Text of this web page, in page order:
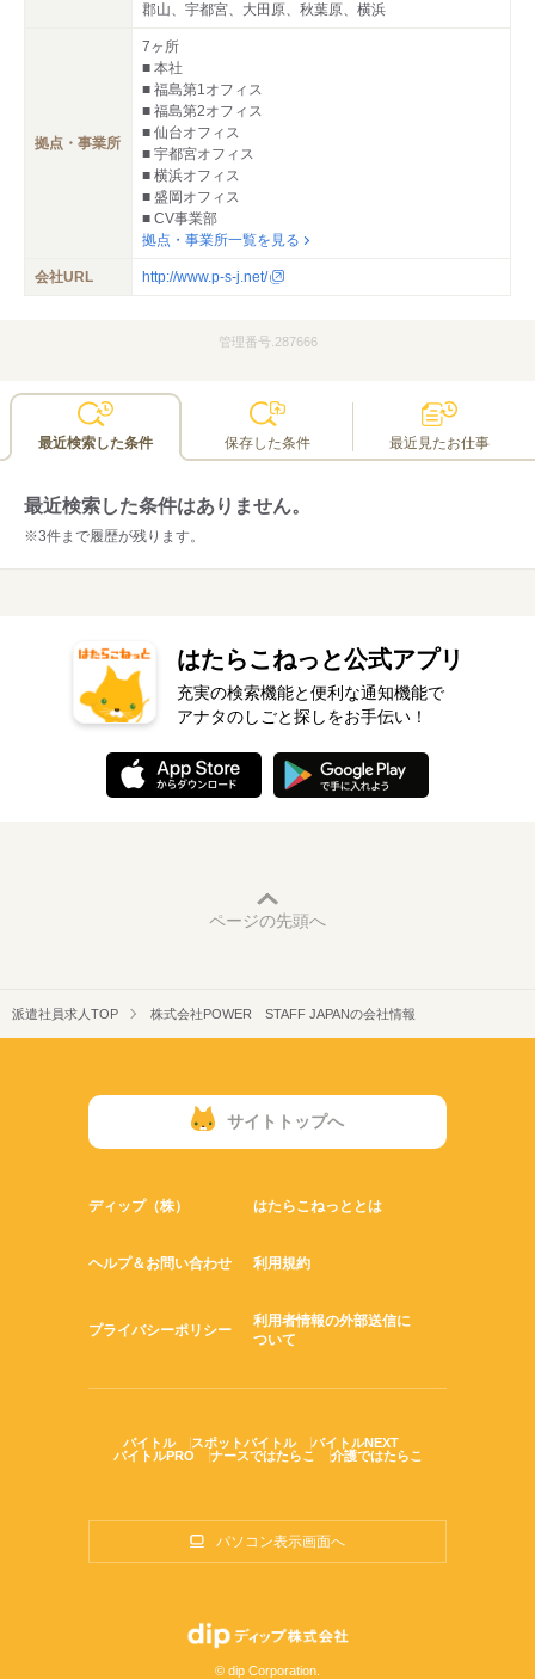
郡山、宇都宮、大田原、秋葉原、横浜
拠点・事業所
7ヶ所
■ 本社
■ 福島第1オフィス
■ 福島第2オフィス
■ 仙台オフィス
■ 宇都宮オフィス
■ 横浜オフィス
■ 盛岡オフィス
■ CV事業部
拠点・事業所一覧を見る
会社URL http://www.p-s-j.net/
管理番号.287666
最近検索した条件 保存した条件 最近見たお仕事
最近検索した条件はありません。
※3件まで履歴が残ります。
はたらこねっと公式アプリ
充実の検索機能と便利な通知機能で
アナタのしごと探しをお手伝い！
ページの先頭へ
派遣社員求人TOP 株式会社POWER STAFF JAPANの会社情報
サイトトップへ
ディップ（株） はたらこねっととは
ヘルプ＆お問い合わせ 利用規約
プライバシーポリシー
利用者情報の外部送信に
ついて
バイトル スポットバイトル
バイトルNEXT
バイトルPRO
ナースではたらこ 介護ではたらこ
パソコン表示画面へ
© dip Corporation.